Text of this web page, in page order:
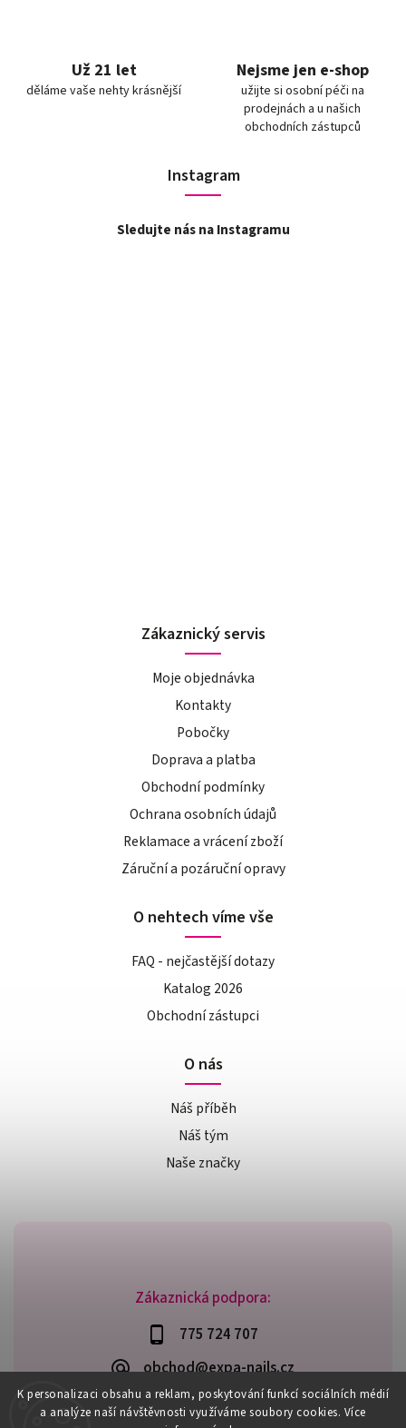
K personalizaci obsahu a reklam, poskytování funkcí sociálních médií
a analýze naší návštěvnosti využíváme soubory cookies. Více
Už 21 let
děláme vaše nehty krásnější
Nejsme jen e-shop
užijte si osobní péči na
prodejnách a u našich
obchodních zástupců
Zákaznická podpora:
775 724 707
obchod@expa-nails.cz
Instagram
Sledujte nás na Instagramu
Zákaznický servis
Moje objednávka
Kontakty
Pobočky
Doprava a platba
Obchodní podmínky
Ochrana osobních údajů
Reklamace a vrácení zboží
Záruční a pozáruční opravy
O nehtech víme vše
FAQ - nejčastější dotazy
Katalog 2026
Obchodní zástupci
O nás
Náš příběh
Náš tým
Naše značky